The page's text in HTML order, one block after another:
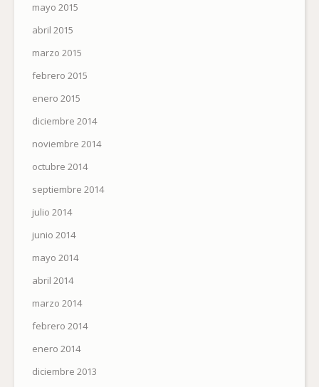
mayo 2015
abril 2015
marzo 2015
febrero 2015
enero 2015
diciembre 2014
noviembre 2014
octubre 2014
septiembre 2014
julio 2014
junio 2014
mayo 2014
abril 2014
marzo 2014
febrero 2014
enero 2014
diciembre 2013